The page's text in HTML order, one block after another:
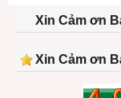
Xin Cảm ơn
Xin Cảm ơn